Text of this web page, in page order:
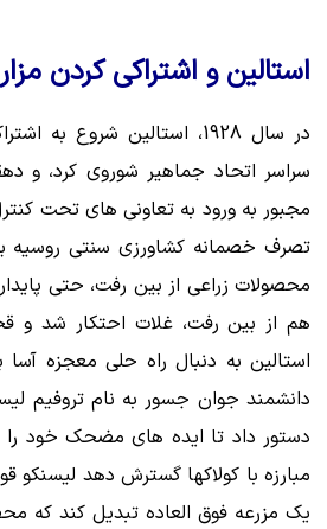
استالین و اشتراکی کردن
در سال 1928، استالین شروع
سراسر اتحاد جماهیر شوروی کرد، و
مجبور به ورود به تعاونی های تحت
تصرف خصمانه کشاورزی سنتی روسیه
محصولات زراعی از بین رفت، حتی
هم از بین رفت، غلات احتکار شد و
استالین به دنبال راه حلی معجزه آسا
دانشمند جوان جسور به نام تروفیم
دستور داد تا ایده های مضحک خود
مبارزه با کولاکها گسترش دهد لیسنکو
یک مزرعه فوق العاده تبدیل کند که